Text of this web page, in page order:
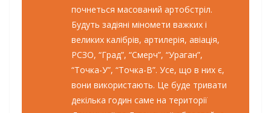
почнеться масований артобстріл.
Будуть задіяні міномети важких і
великих калібрів, артилерія, авіація,
РСЗО, “Град”, “Смерч”, “Ураган”,
“Точка-У”, “Точка-В”. Усе, що в них є,
вони використають. Це буде тривати
декілька годин саме на території